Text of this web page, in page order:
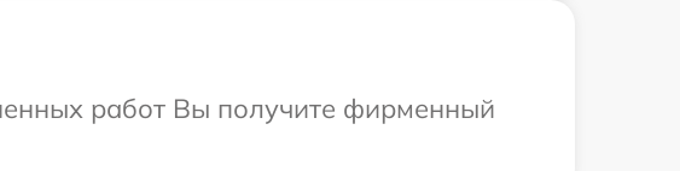
работ Вы получите фирменный